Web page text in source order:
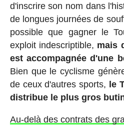
d'inscrire son nom dans
de longues journées de
possible que gagner le
exploit indescriptible, mais
est accompagnée d'une
Bien que le cyclisme
de ceux d'autres sports, le
distribue le plus gros
Au-delà des contrats des